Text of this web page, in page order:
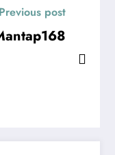
Previous post